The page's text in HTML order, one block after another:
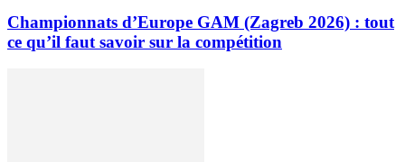
Championnats d’Europe GAM (Zagreb 2026) : tout
ce qu’il faut savoir sur la compétition